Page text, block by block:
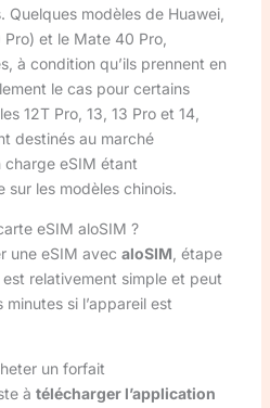
modèles de Huawei,
et le Mate 40 Pro,
à condition qu’ils prennent en
le cas pour certains
12T Pro, 13, 13 Pro et 14,
destinés au marché
charge eSIM étant
les modèles chinois.
eSIM aloSIM ?
une eSIM avec aloSIM , étape
relativement simple et peut
si l’appareil est
un forfait
à télécharger l’application